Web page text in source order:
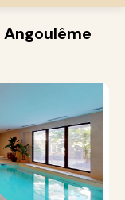
Angoulême